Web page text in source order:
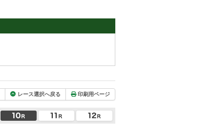
レース選択へ戻る 印刷用ページ